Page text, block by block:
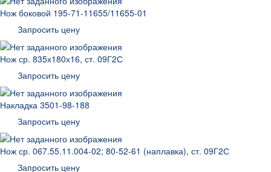
Нож боковой 195-71-11655/11655-01
Запросить цену
Нож ср. 835х180х16, ст. 09Г2С
Запросить цену
Накладка 3501-98-188
Запросить цену
Нож ср. 067.55.11.004-02; 80-52-61 (наплавка), ст. 09Г2С
Запросить цену